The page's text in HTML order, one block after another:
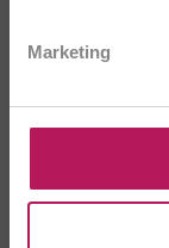
Marketing